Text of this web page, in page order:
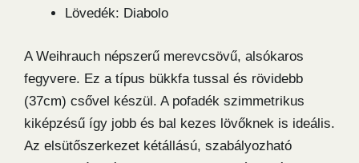
Lövedék: Diabolo
A Weihrauch népszerű merevcsövű, alsókaros
fegyvere. Ez a típus bükkfa tussal és rövidebb
(37cm) csővel készül. A pofadék szimmetrikus
kiképzésű így jobb és bal kezes lövőknek is ideális.
Az elsütőszerkezet kétállású, szabályozható